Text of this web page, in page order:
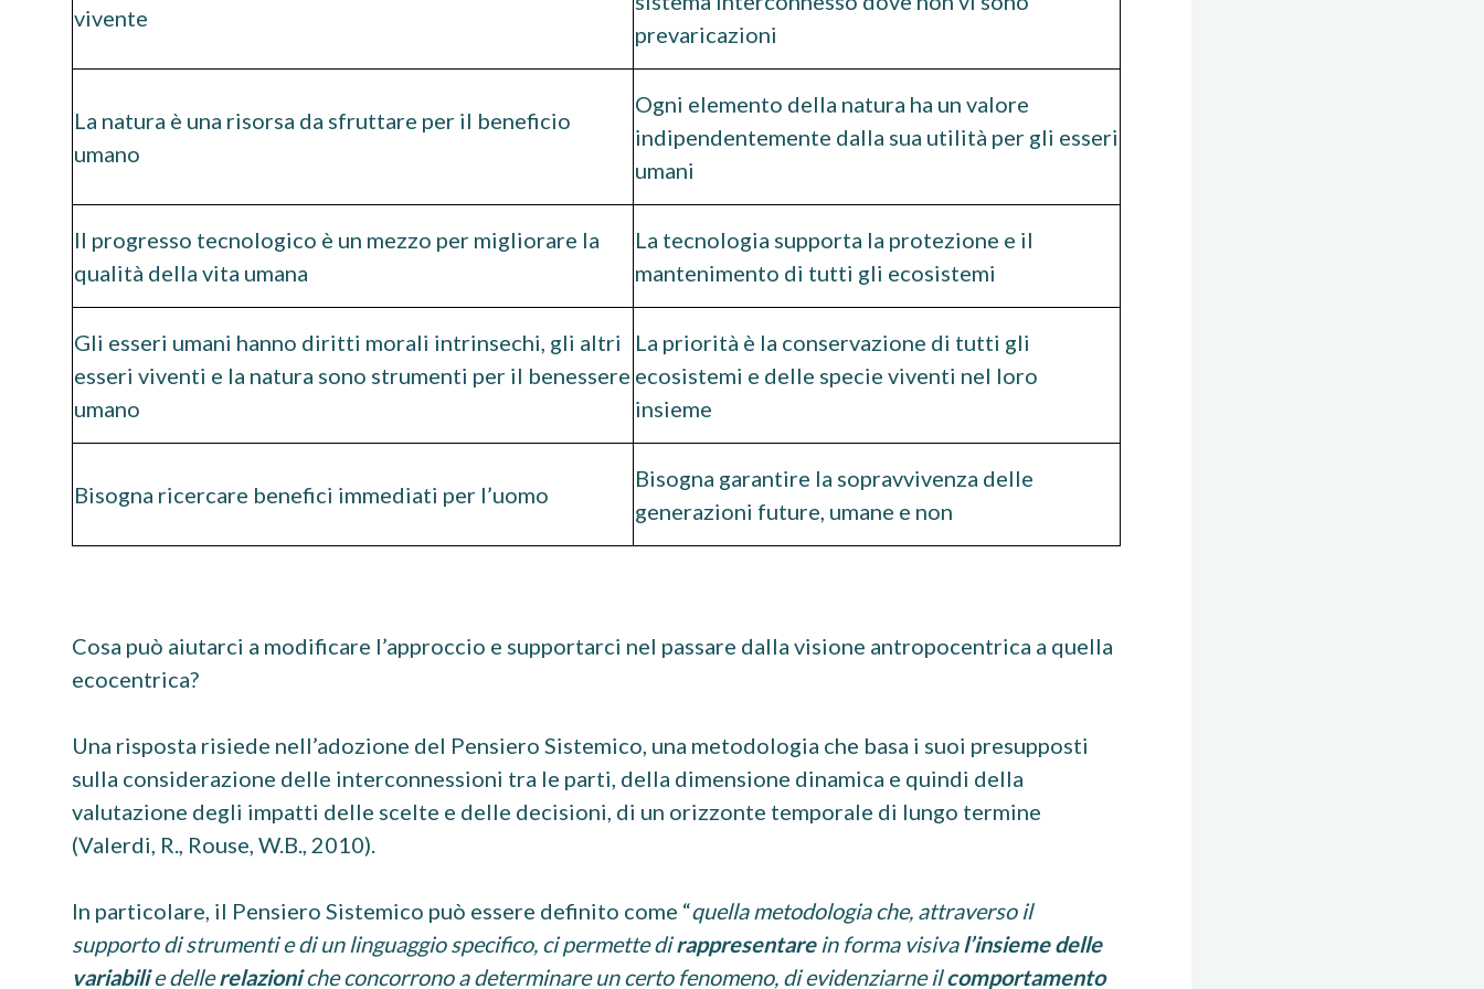
vivente
prevaricazioni
La natura è una risorsa da sfruttare per il beneficio
umano
Ogni elemento della natura ha un valore
indipendentemente dalla sua utilità per gli esseri
umani
Il progresso tecnologico è un mezzo per migliorare la
qualità della vita umana
La tecnologia supporta la protezione e il
mantenimento di tutti gli ecosistemi
Gli esseri umani hanno diritti morali intrinsechi, gli altri
esseri viventi e la natura sono strumenti per il benessere
umano
La priorità è la conservazione di tutti gli
ecosistemi e delle specie viventi nel loro
insieme
Bisogna ricercare benefici immediati per l’uomo
Bisogna garantire la sopravvivenza delle
generazioni future, umane e non
Cosa può aiutarci a modificare l’approccio e supportarci nel passare dalla visione antropocentrica a quella
ecocentrica?
Una risposta risiede nell’adozione del Pensiero Sistemico, una metodologia che basa i suoi presupposti
sulla considerazione delle interconnessioni tra le parti, della dimensione dinamica e quindi della
valutazione degli impatti delle scelte e delle decisioni, di un orizzonte temporale di lungo termine
(Valerdi, R., Rouse, W.B., 2010).
In particolare, il Pensiero Sistemico può essere definito come “quella metodologia che, attraverso il
supporto di strumenti e di un linguaggio specifico, ci permette dirappresentarein forma visival’insieme delle
variabili e dellerelazioniche concorrono a determinare un certo fenomeno, di evidenziarne ilcomportamento